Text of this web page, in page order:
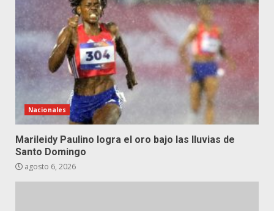
Nacionales
Marileidy Paulino logra el oro bajo las lluvias de
Santo Domingo
agosto 6, 2026